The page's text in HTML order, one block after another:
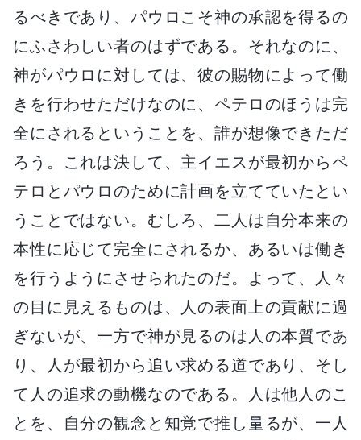
るべきであり、パウロこそ神の承認を得るの
にふさわしい者のはずである。それなのに、
神がパウロに対しては、彼の賜物によって働
きを行わせただけなのに、ペテロのほうは完
全にされるということを、誰が想像できただ
ろう。これは決して、主イエスが最初からペ
テロとパウロのために計画を立てていたとい
うことではない。むしろ、二人は自分本来の
本性に応じて完全にされるか、あるいは働き
を行うようにさせられたのだ。よって、人々
の目に見えるものは、人の表面上の貢献に過
ぎないが、一方で神が見るのは人の本質であ
り、人が最初から追い求める道であり、そし
て人の追求の動機なのである。人は他人のこ
とを、自分の観念と知覚で推し量るが、一人